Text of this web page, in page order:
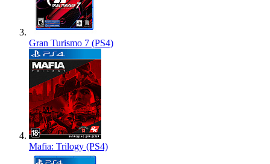
Gran Turismo 7 (PS4)
Mafia: Trilogy (PS4)